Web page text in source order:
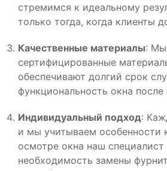
стремимся к идеальному
только тогда, когда клиенты
Качественные материалы: Мы
сертифицированные
обеспечивают долгий срок
функциональность окна
Индивидуальный подход:
и мы учитываем особенности
осмотре окна наш специалист
необходимость замены